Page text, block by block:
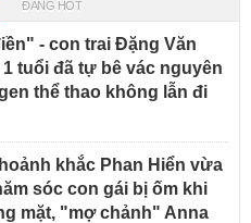
ĐANG HOT
- con trai Đặng Văn
tuổi đã tự bê vác nguyên
thể thao không lẫn đi
khắc Phan Hiển vừa
sóc con gái bị ốm khi
mặt, "mợ chảnh" Anna